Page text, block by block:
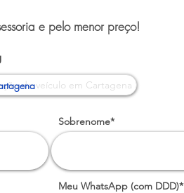
e pelo menor preço!
Sobrenome*
Meu WhatsApp (com DDD)*